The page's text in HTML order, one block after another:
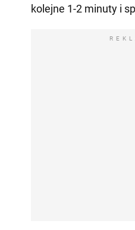
kolejne 1-2 minuty i